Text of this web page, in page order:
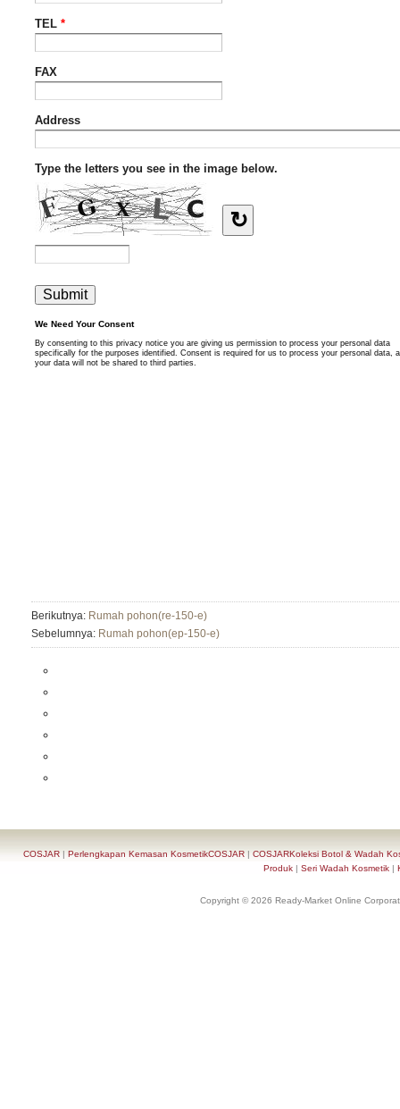
Berikutnya: Rumah pohon(re-150-e)
Sebelumnya: Rumah pohon(ep-150-e)
COSJAR| Perlengkapan Kemasan KosmetikCOSJAR| COSJARKoleksi Botol & Wadah
Produk | Seri Wadah Kosmetik |
Copyright © 2026 Ready-Market Online